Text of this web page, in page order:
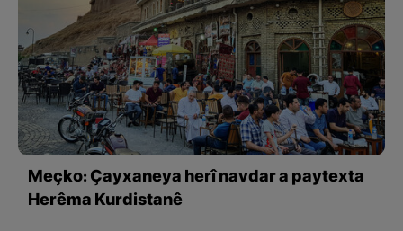
Meçko: Çayxaneya herî navdar a paytexta
Herêma Kurdistanê